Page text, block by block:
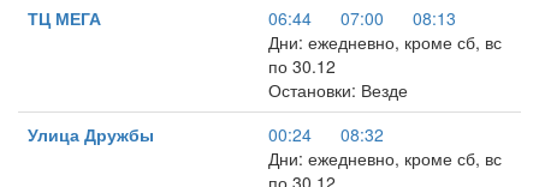
ТЦ МЕГА
06:44 07:00
08:13
Дни: ежедневно, кроме сб, вс
по 30.12
Остановки: Везде
Улица Дружбы
00:24
08:32
Дни: ежедневно, кроме сб, вс
по 30.12